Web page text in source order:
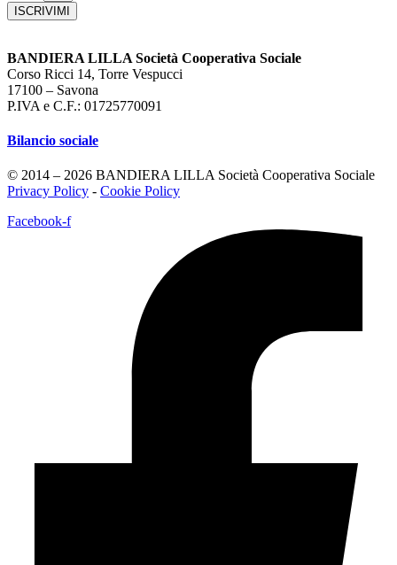
ISCRIVIMI
BANDIERA LILLA Società Cooperativa Sociale
Corso Ricci 14, Torre Vespucci
17100 – Savona
P.IVA e C.F.: 01725770091
Bilancio sociale
© 2014 – 2026 BANDIERA LILLA Società Cooperativa Sociale
Privacy Policy - Cookie Policy
Facebook-f